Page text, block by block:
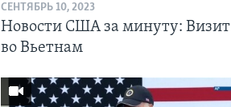
СЕНТЯБРЬ 10, 2023
Новости США за минуту: Визит
во Вьетнам